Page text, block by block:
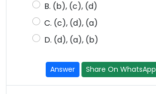
B. (b), (c), (d)
C. (c), (d), (a)
D. (d), (a), (b)
Answer Share On WhatsApp